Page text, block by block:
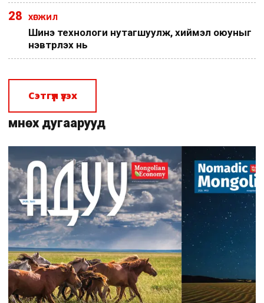
28 ХӨГЖИЛ
Шинэ технологи нутагшуулж, хиймэл оюуныг
нэвтрүүлэх нь
Сэтгүүл үзэх
Өмнөх дугаарууд